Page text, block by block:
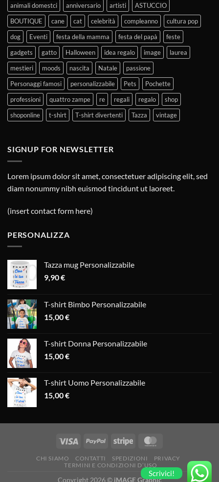
animali domestci
anniversario artisti
ASTUCCIO
BOUTIQUE
cane cat celebrità compleanno
cultura pop
dog
Eventi festa della mamma festa del papà
feste
gadgets
gatto Halloween idea regalo image
laurea
mestieri
moods nascita Natale
passione
Personaggi famosi
personalizzabile Pets
Pochette
professioni
quattro zampe re regali regalo
shop
shoponline
t-shirt T-shirt divertenti Tazza vintage
SIGNUP FOR NEWSLETTER
Lorem ipsum dolor sit amet, consectetuer adipiscing elit, sed
diam nonummy nibh euismod tincidunt ut laoreet.
(insert contact form here)
PERSONALIZZA
Tazza mug Personalizzabile
9,90€
T-shirt Bimbo Personalizzabile
15,00€
T-shirt Donna Personalizzabile
15,00€
T-shirt Uomo Personalizzabile
15,00€
CHI SIAMO CONTATTI SPEDIZIONI
PRIVACY
TERMINI E CONDIZIONI D’USO
Copyright 2026 © iMAGE Graphic
Scrivici!